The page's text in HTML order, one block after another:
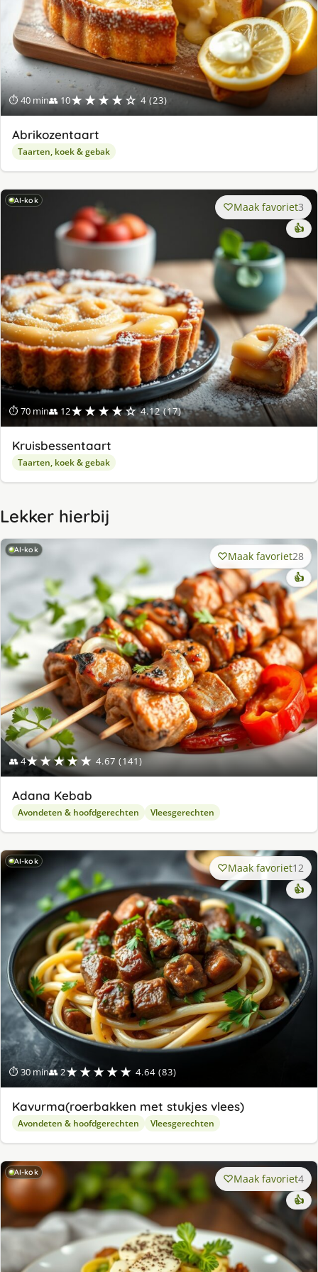
⏱ 40 min👥 10★★★★☆ 4 (23)
Abrikozentaart
Taarten, koek & gebak
AI-kok
⏱ 70 min👥 12★★★★☆ 4.12 (17)
Maak favoriet3
👍
Kruisbessentaart
Taarten, koek & gebak
Lekker hierbij
AI-kok
👥 4★★★★★ 4.67 (141)
Maak favoriet28
👍
Adana Kebab
Avondeten & hoofdgerechten Vleesgerechten
AI-kok
⏱ 30 min👥 2★★★★★ 4.64 (83)
Maak favoriet12
👍
Kavurma(roerbakken met stukjes vlees)
Avondeten & hoofdgerechten Vleesgerechten
AI-kok Maak favoriet4
👍